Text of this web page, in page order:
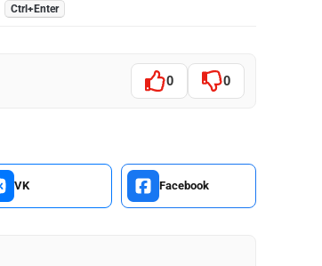
Ctrl+Enter
0 0
VK Facebook